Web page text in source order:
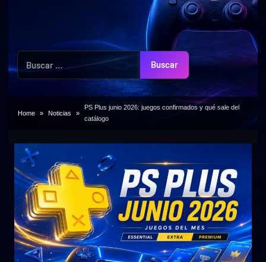
Home Noticias
PS Plus junio 2026: juegos confirmados y qué sale del
catálogo